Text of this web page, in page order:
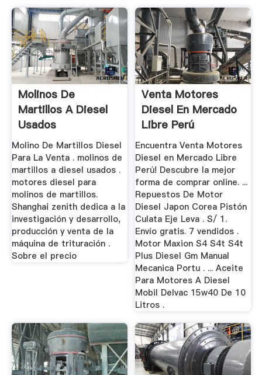
Molinos De
Martillos A Diesel
Usados
Molino De Martillos Diesel
Para La Venta . molinos de
martillos a diesel usados .
motores diesel para
molinos de martillos.
Shanghai zenith dedica a la
investigación y desarrollo,
producción y venta de la
máquina de trituración .
Sobre el precio
Venta Motores
Diesel En Mercado
Libre Perú
Encuentra Venta Motores
Diesel en Mercado Libre
Perú! Descubre la mejor
forma de comprar online. ...
Repuestos De Motor
Diesel Japon Corea Pistón
Culata Eje Leva . S/ 1.
Envío gratis. 7 vendidos .
Motor Maxion S4 S4t S4t
Plus Diesel Gm Manual
Mecanica Portu . ... Aceite
Para Motores A Diesel
Mobil Delvac 15w40 De 10
Litros .